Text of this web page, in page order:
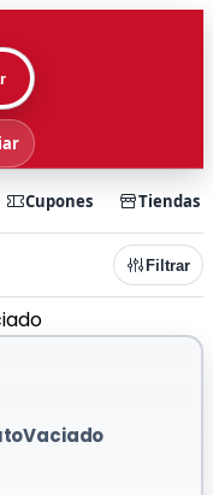
Cupones Tiendas
Filtrar